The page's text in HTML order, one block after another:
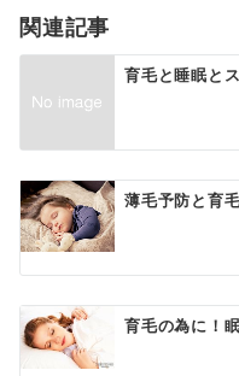
ン
関連記事
育毛と睡眠と
薄毛予防と育
育毛の為に！